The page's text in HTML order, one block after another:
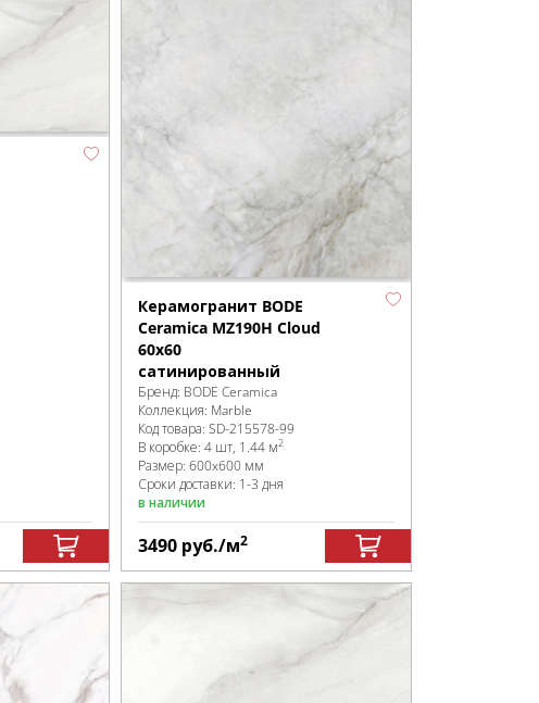
Керамогранит BODE
Ceramica MZ190H Cloud
60х60
сатинированный
Бренд: BODE Ceramica
Коллекция: Marble
Код товара: SD-215578-99
В коробке: 4 шт, 1.44 м2
Размер: 600x600 мм
Сроки доставки: 1-3 дня
в наличии
3490 руб./м2